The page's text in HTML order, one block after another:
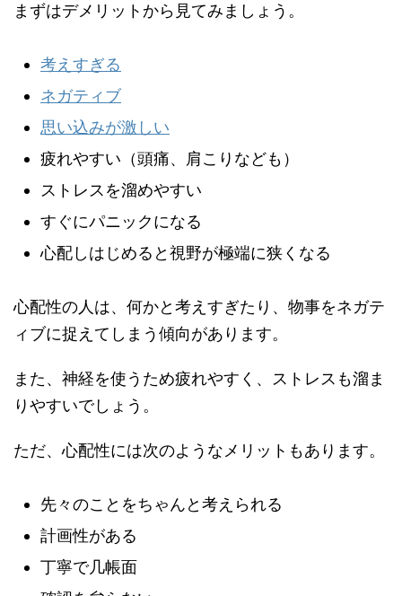
まずはデメリットから見てみましょう。
考えすぎる
ネガティブ
思い込みが激しい
疲れやすい（頭痛、肩こりなども）
ストレスを溜めやすい
すぐにパニックになる
心配しはじめると視野が極端に狭くなる
心配性の人は、何かと考えすぎたり、物事をネガテ
ィブに捉えてしまう傾向があります。
また、神経を使うため疲れやすく、ストレスも溜ま
りやすいでしょう。
ただ、心配性には次のようなメリットもあります。
先々のことをちゃんと考えられる
計画性がある
丁寧で几帳面